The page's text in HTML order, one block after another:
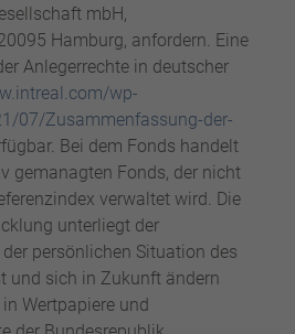
mbH,
Hamburg, anfordern. Eine
Anlegerrechte in deutscher
wp-
07/Zusammenfassung-der-
Bei dem Fonds handelt
gemanagten Fonds, der nicht
verwaltet wird. Die
unterliegt der
persönlichen Situation des
und sich in Zukunft ändern
Wertpapiere und